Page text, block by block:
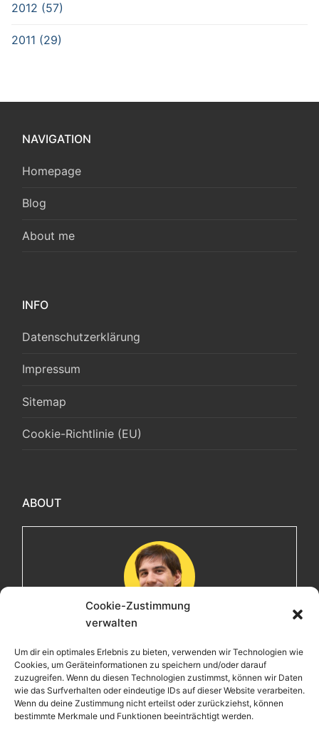
Cookie-Zustimmung
verwalten
Um dir ein optimales Erlebnis zu bieten, verwenden wir Technologien wie
Cookies, um Geräteinformationen zu speichern und/oder darauf
zuzugreifen. Wenn du diesen Technologien zustimmst, können wir Daten
wie das Surfverhalten oder eindeutige IDs auf dieser Website verarbeiten.
Wenn du deine Zustimmung nicht erteilst oder zurückziehst, können
bestimmte Merkmale und Funktionen beeinträchtigt werden.
2012 (57)
2011 (29)
NAVIGATION
Homepage
Blog
About me
INFO
Datenschutzerklärung
Impressum
Sitemap
Cookie-Richtlinie (EU)
ABOUT
Herzlich willkommen! Ich bin Max, ein Informatiker mit
über 15 Jahren Berufserfahrung. Hier teile ich meine
Leidenschaften, Erlebnisse und Perspektiven. Ich lade
dich ein, gemeinsam mit mir auf eine Entdeckungsreise